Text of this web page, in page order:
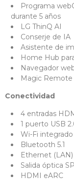
Programa
durante 5 años
LG ThinQ AI
Conserje de IA
Asistente de
Home Hub
Navegador
Magic
Conectividad
4 entradas
1 puerto USB
Wi-Fi integrado
Bluetooth 5.1
Ethernet (LAN)
Salida óptica
HDMI eARC